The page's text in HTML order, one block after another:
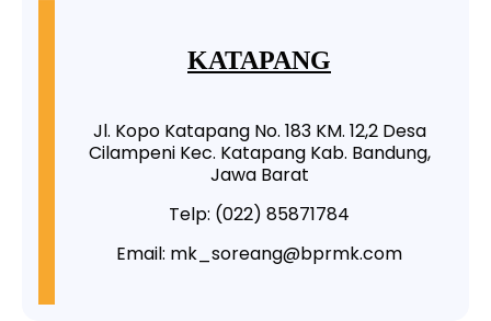
KATAPANG
Jl. Kopo Katapang No. 183 KM. 12,2 Desa
Cilampeni Kec. Katapang Kab. Bandung,
Jawa Barat
Telp: (022) 85871784
Email: mk_soreang@bprmk.com